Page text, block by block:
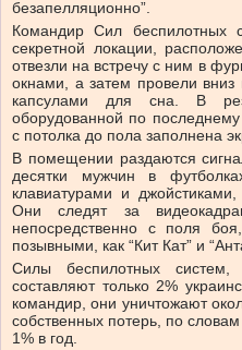
безапелляционно”.
Командир Сил беспилотных
секретной локации,
отвезли на встречу с ним в
окнами, а затем провели
капсулами для сна. В
оборудованной по
с потолка до пола заполнена
В помещении раздаются
десятки мужчин в
клавиатурами и
Они следят за
непосредственно с поля
позывными, как “Кит Кат” и
Силы беспилотных систем,
составляют только 2%
командир, они уничтожают
собственных потерь, по
1% в год.